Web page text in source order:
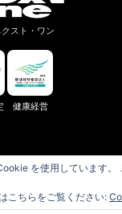
スト・ワン
健康経営
を使用しています
こちらをご覧ください: